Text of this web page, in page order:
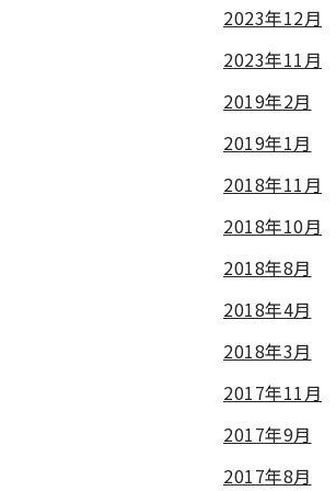
2023年12月
2023年11月
2019年2月
2019年1月
2018年11月
2018年10月
2018年8月
2018年4月
2018年3月
2017年11月
2017年9月
2017年8月